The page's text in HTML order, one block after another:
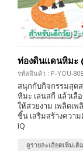
ท่องดินแดนหิมะ
รหัสสินค้า : P-YOU-808
สนุกกับกิจกรรมสุด
หิมะ เล่นสกี แล้วเลื
ให้สวยงาม เพลิดเ
ชิ้น เสริมสร้างควา
IQ
ดูรายละเอียดเพิ่มเติม